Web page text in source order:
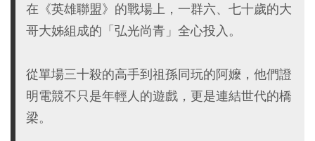
在《英雄聯盟》的戰場上，一群六、七十歲的大
哥大姊組成的「弘光尚青」全心投入。
從單場三十殺的高手到祖孫同玩的阿嬤，他們證
明電競不只是年輕人的遊戲，更是連結世代的橋
梁。